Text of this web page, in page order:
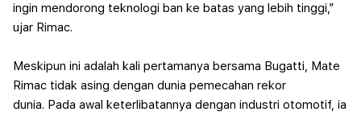
ingin mendorong teknologi ban ke batas yang lebih tinggi,”
ujar Rimac.
Meskipun ini adalah kali pertamanya bersama Bugatti, Mate
Rimac tidak asing dengan dunia pemecahan rekor
dunia. Pada awal keterlibatannya dengan industri otomotif, ia